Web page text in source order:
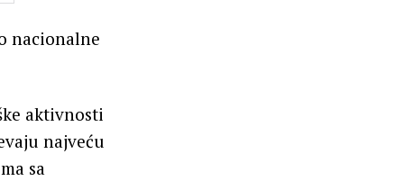
nacionalne
aktivnosti
najveću
sa